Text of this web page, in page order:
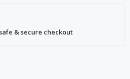
& secure checkout